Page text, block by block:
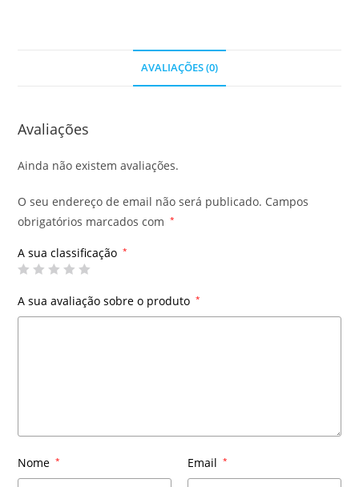
AVALIAÇÕES (0)
Avaliações
Ainda não existem avaliações.
O seu endereço de email não será publicado. Campos
obrigatórios marcados com
*
A sua classificação *
A sua avaliação sobre o produto *
Nome * Email *